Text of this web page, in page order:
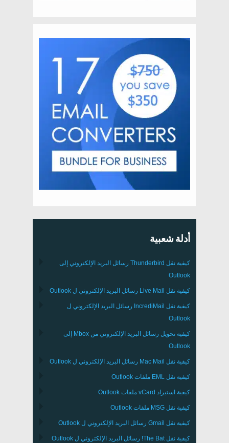
أدلة شعبية
كيفية نقل Thunderbird رسائل البريد الإلكتروني إلى
Outlook
كيفية نقل Live Mail رسائل البريد الإلكتروني ل Outlook
كيفية نقل IncrediMail رسائل البريد الإلكتروني ل
Outlook
كيفية تحويل رسائل البريد الإلكتروني من Mbox
إلى
Outlook
كيفية نقل Mac Mail رسائل البريد الإلكتروني ل Outlook
كيفية نقل EML ملفات Outlook
كيفية استيراد vCard ملفات Outlook
كيفية نقل MSG ملفات Outlook
كيفية نقل Gmail رسائل البريد الإلكتروني ل Outlook
كيفية نقلThe Bat! رسائل البريد الإلكتروني ل Outlook